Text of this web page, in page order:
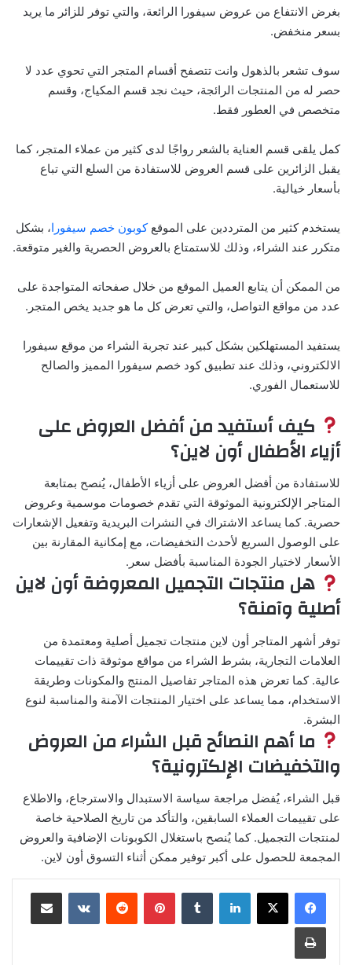
بغرض الانتفاع من عروض سيفورا الرائعة، والتي توفر للزائر ما يريد
بسعر منخفض.
سوف تشعر بالذهول وانت تتصفح أقسام المتجر التي تحوي عدد لا
حصر له من المنتجات الرائجة، حيث نجد قسم المكياج، وقسم
متخصص في العطور فقط.
كمل يلقى قسم العناية بالشعر رواجًا لدى كثير من عملاء المتجر، كما
يقبل الزائرين على قسم العروض للاستفادة من السلع التي تباع
بأسعار خيالية.
يستخدم كثير من المترددين على الموقعكوبون خصم سيفورا، بشكل
متكرر عند الشراء، وذلك للاستمتاع بالعروض الحصرية والغير متوقعة.
من الممكن أن يتابع العميل الموقع من خلال صفحاته المتواجدة على
عدد من مواقع التواصل، والتي تعرض كل ما هو جديد يخص المتجر.
يستفيد المستهلكين بشكل كبير عند تجربة الشراء من موقع سيفورا
الالكتروني، وذلك عند تطبيق كود خصم سيفورا المميز والصالح
للاستعمال الفوري.
كيف أستفيد من أفضل العروض على
أزياء الأطفال أون لاين؟
للاستفادة من أفضل العروض على أزياء الأطفال، يُنصح بمتابعة
المتاجر الإلكترونية الموثوقة التي تقدم خصومات موسمية وعروض
حصرية. كما يساعد الاشتراك في النشرات البريدية وتفعيل الإشعارات
على الوصول السريع لأحدث التخفيضات، مع إمكانية المقارنة بين
الأسعار لاختيار الجودة المناسبة بأفضل سعر.
هل منتجات التجميل المعروضة أون لاين
أصلية وآمنة؟
توفر أشهر المتاجر أون لاين منتجات تجميل أصلية ومعتمدة من
العلامات التجارية، بشرط الشراء من مواقع موثوقة ذات تقييمات
عالية. كما تعرض هذه المتاجر تفاصيل المنتج والمكونات وطريقة
الاستخدام، مما يساعد على اختيار المنتجات الآمنة والمناسبة لنوع
البشرة.
ما أهم النصائح قبل الشراء من العروض
والتخفيضات الإلكترونية؟
قبل الشراء، يُفضل مراجعة سياسة الاستبدال والاسترجاع، والاطلاع
على تقييمات العملاء السابقين، والتأكد من تاريخ الصلاحية خاصة
لمنتجات التجميل. كما يُنصح باستغلال الكوبونات الإضافية والعروض
المجمعة للحصول على أكبر توفير ممكن أثناء التسوق أون لاين.
لينكدإن بينتيريست مشاركة عبر البريد
طباعة